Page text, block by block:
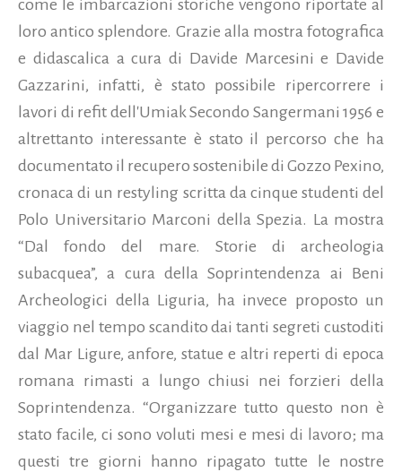
come le imbarcazioni storiche vengono riportate al
loro antico splendore. Grazie alla mostra fotografica
e didascalica a cura di Davide Marcesini e Davide
Gazzarini, infatti, è stato possibile ripercorrere i
lavori di refit dell'Umiak Secondo Sangermani 1956 e
altrettanto interessante è stato il percorso che ha
documentato il recupero sostenibile di Gozzo Pexino,
cronaca di un restyling scritta da cinque studenti del
Polo Universitario Marconi della Spezia. La mostra
“Dal fondo del mare. Storie di archeologia
subacquea”, a cura della Soprintendenza ai Beni
Archeologici della Liguria, ha invece proposto un
viaggio nel tempo scandito dai tanti segreti custoditi
dal Mar Ligure, anfore, statue e altri reperti di epoca
romana rimasti a lungo chiusi nei forzieri della
Soprintendenza. “Organizzare tutto questo non è
stato facile, ci sono voluti mesi e mesi di lavoro; ma
questi tre giorni hanno ripagato tutte le nostre